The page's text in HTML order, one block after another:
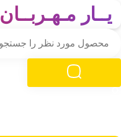
یــار مـهـربــان